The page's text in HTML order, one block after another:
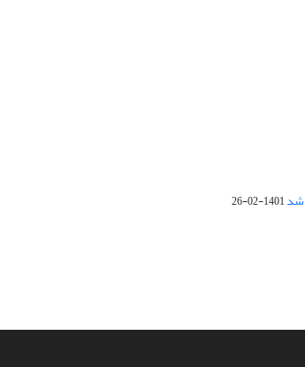
1401-02-26